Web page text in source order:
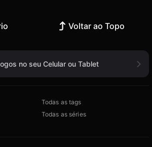
Voltar ao Topo
no seu Celular ou Tablet
Todas as tags
Todas as séries